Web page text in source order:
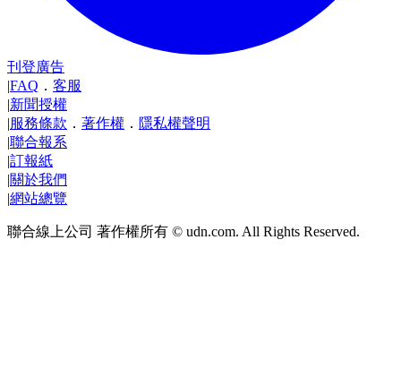
刊登廣告
|FAQ ． 客服
|新聞授權
|服務條款 ． 著作權 ． 隱私權聲明
|聯合報系
|訂報紙
|關於我們
|網站總覽
聯合線上公司 著作權所有 © udn.com. All Rights Reserved.